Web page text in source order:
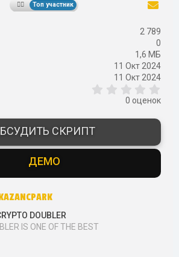
Топ участник
2 789
0
1,6 МБ
11 Окт 2024
11 Окт 2024
,
з
в
з
0 оценок
СКРИПТ
ДЕМО
DOUBLER
IS ONE OF THE BEST